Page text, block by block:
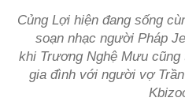
Củng Lợi hiện đang sống
soạn nhạc người Pháp
khi Trương Nghệ Mưu
gia đình với người vợ